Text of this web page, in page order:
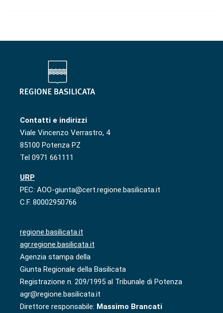
Contatti e indirizzi
Viale Vincenzo Verrastro, 4
85100 Potenza PZ
Tel 0971 661111
URP
PEC: AOO-giunta@cert.regione.basilicata.it
C.F. 80002950766
regione.basilicata.it
agr.regione.basilicata.it
Agenzia stampa della
Giunta Regionale della Basilicata
Registrazione n. 209/1995 al Tribunale di Potenza
agr@regione.basilicata.it
Direttore responsabile: Massimo Brancati